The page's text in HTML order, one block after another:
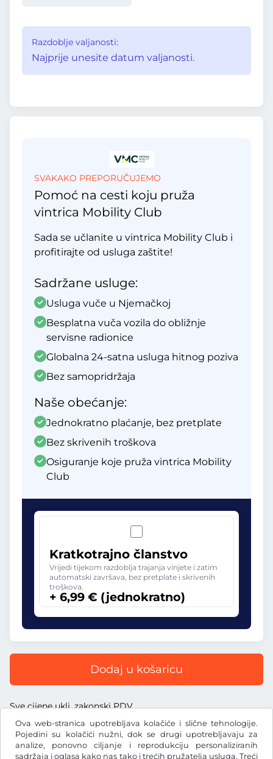
Ova web-stranica upotrebljava kolačiće i slične tehnologije.
Pojedini su kolačići nužni, dok se drugi upotrebljavaju za
analize, ponovno ciljanje i reprodukciju personaliziranih
sadržaja i oglasa kako nas tako i trećih pružatelja usluga. Treći
Razdoblje valjanosti:
Najprije unesite datum valjanosti.
SVAKAKO PREPORUČUJEMO
Pomoć na cesti koju pruža
vintrica Mobility Club
Sada se učlanite u vintrica Mobility Club i
profitirajte od usluga zaštite!
Sadržane usluge:
Usluga vuče u Njemačkoj
Besplatna vuča vozila do obližnje
servisne radionice
Globalna 24-satna usluga hitnog poziva
Bez samopridržaja
Naše obećanje:
Jednokratno plaćanje, bez pretplate
Bez skrivenih troškova
Osiguranje koje pruža vintrica Mobility
Club
Kratkotrajno članstvo
Vrijedi tijekom razdoblja trajanja vinjete i zatim
automatski završava, bez pretplate i skrivenih
troškova.
+ 6,99 € (jednokratno)
Dodaj u košaricu
Sve cijene uklj. zakonski PDV